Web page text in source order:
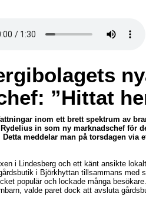
”Hittat
inom ett brett spektrum av
in som ny marknadschef för
meddelar man på torsdagen via
i Lindesberg och ett känt ansikte
i Björkhyttan tillsammans med
populär och lockade många
valde paret dock att avsluta